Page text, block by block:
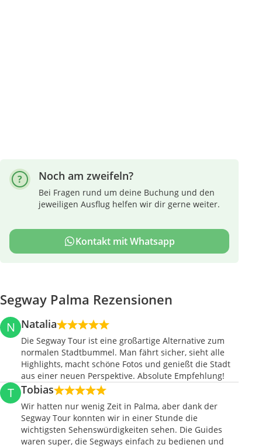
Noch am zweifeln?
Bei Fragen rund um deine Buchung und den
jeweiligen Ausflug helfen wir dir gerne weiter.
Kontakt mit Whatsapp
Segway Palma Rezensionen
N Natalia
Die Segway Tour ist eine großartige Alternative zum
normalen Stadtbummel. Man fährt sicher, sieht alle
Highlights, macht schöne Fotos und genießt die Stadt
aus einer neuen Perspektive. Absolute Empfehlung!
T Tobias
Wir hatten nur wenig Zeit in Palma, aber dank der
Segway Tour konnten wir in einer Stunde die
wichtigsten Sehenswürdigkeiten sehen. Die Guides
waren super, die Segways einfach zu bedienen und